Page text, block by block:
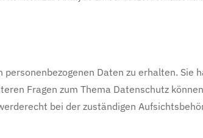
Daten zu erhalten. Sie
Fragen zum Thema Datenschutz
bei der zuständigen